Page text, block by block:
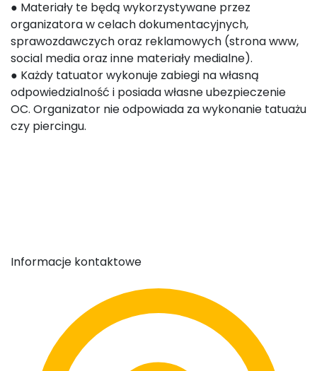
● Materiały te będą wykorzystywane przez
organizatora w celach dokumentacyjnych,
sprawozdawczych oraz reklamowych (strona www,
social media oraz inne materiały medialne).
● Każdy tatuator wykonuje zabiegi na własną
odpowiedzialność i posiada własne ubezpieczenie
OC. Organizator nie odpowiada za wykonanie tatuażu
czy piercingu.
Informacje kontaktowe